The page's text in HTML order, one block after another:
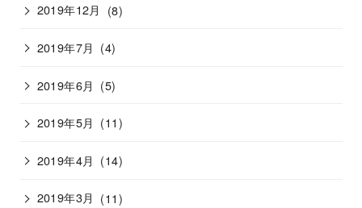
2019年12月 (8)
2019年7月 (4)
2019年6月 (5)
2019年5月 (11)
2019年4月 (14)
2019年3月 (11)